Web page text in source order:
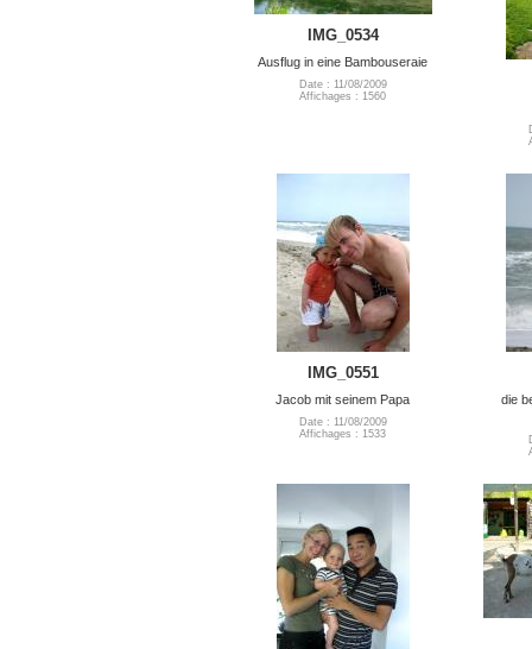
IMG_0534
Ausflug in eine Bambouseraie
Date : 11/08/2009
Affichages : 1560
IMG_0551
Jacob mit seinem Papa
Date : 11/08/2009
Affichages : 1533
die